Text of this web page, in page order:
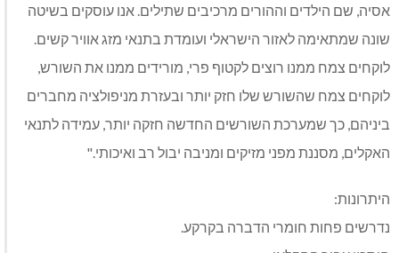
אסיה, שם הילדים וההורים מרכיבים שתילים. אנו עוסקים בשיטה
שונה שמתאימה לאזור הישראלי ועומדת בתנאי מזג אוויר קשים.
לוקחים צמח ממנו רוצים לקטוף פרי, מורידים ממנו את השורש,
לוקחים צמח שהשורש שלו חזק יותר ובעזרת מניפולציה מחברים
ביניהם, כך שמערכת השורשים החדשה חזקה יותר, עמידה לתנאי
האקלים, מסננת מפני מזיקים ומניבה יבול רב ואיכותי."
היתרונות:
נדרשים פחות חומרי הדברה בקרקע.